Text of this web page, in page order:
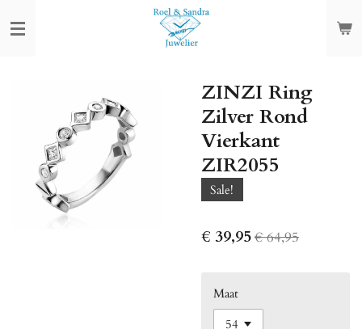
direct
ZINZI Ring
Zilver Rond
Vierkant
ZIR2055
Sale!
€ 39,95€ 64,95
Maat